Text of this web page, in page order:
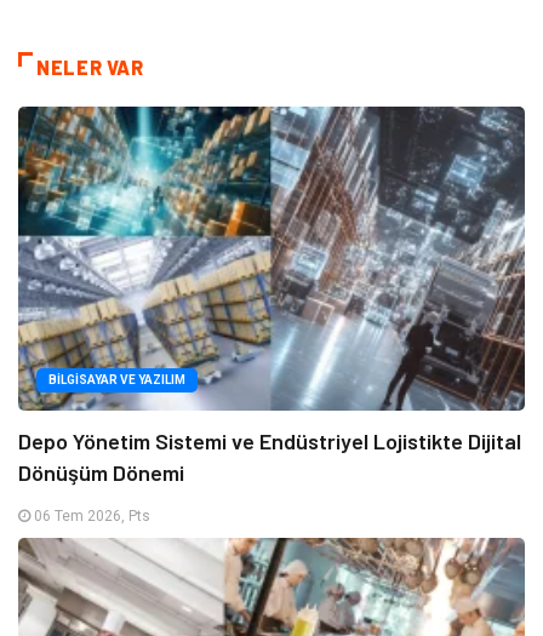
NELER VAR
BILGISAYAR VE YAZILIM
Depo Yönetim Sistemi ve Endüstriyel Lojistikte Dijital
Dönüşüm Dönemi
06 Tem 2026, Pts